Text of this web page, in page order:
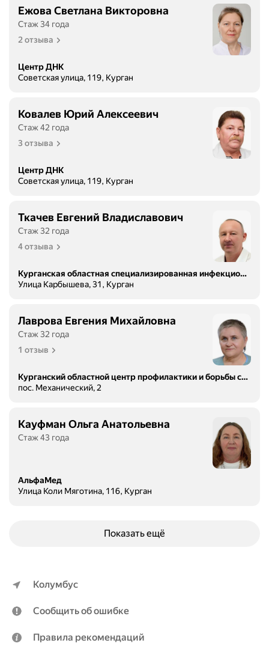
Ежова Светлана Викторовна
Стаж 34 года
2 отзыва
Центр ДНК
Советская улица, 119, Курган
Ковалев Юрий Алексеевич
Стаж 42 года
3 отзыва
Центр ДНК
Советская улица, 119, Курган
Ткачев Евгений Владиславович
Стаж 32 года
4 отзыва
Курганская областная специализированная инфекционная больница
Улица Карбышева, 31, Курган
Лаврова Евгения Михайловна
Стаж 32 года
1 отзыв
Курганский областной центр профилактики и борьбы со СПИД
пос. Механический, 2
Кауфман Ольга Анатольевна
Стаж 43 года
АльфаМед
Улица Коли Мяготина, 116, Курган
Показать ещё
Колумбус
Сообщить об ошибке
Правила рекомендаций